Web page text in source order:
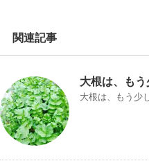
関連記事
大根は、も
大根は、もう少